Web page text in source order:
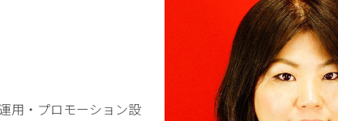
用・プロモーション設